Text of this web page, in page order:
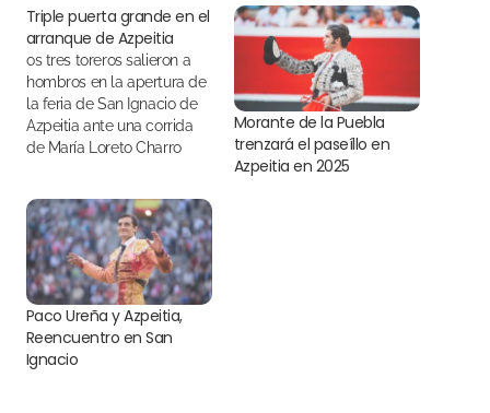
Triple puerta grande en el
arranque de Azpeitia
os tres toreros salieron a
hombros en la apertura de
la feria de San Ignacio de
Azpeitia ante una corrida
de María Loreto Charro
Morante de la Puebla
trenzará el paseíllo en
Azpeitia en 2025
Paco Ureña y Azpeitia,
Reencuentro en San
Ignacio